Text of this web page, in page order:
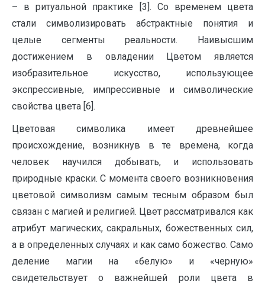
– в ритуальной практике [3]. Со временем цвета
стали символизировать абстрактные понятия и
целые сегменты реальности. Наивысшим
достижением в овладении Цветом является
изобразительное искусство, использующее
экспрессивные, импрессивные и символические
свойства цвета [6].
Цветовая символика имеет древнейшее
происхождение, возникнув в те времена, когда
человек научился добывать, и использовать
природные краски. С момента своего возникновения
цветовой символизм самым тесным образом был
связан с магией и религией. Цвет рассматривался как
атрибут магических, сакральных, божественных сил,
а в определенных случаях и как само божество. Само
деление магии на «белую» и «черную»
свидетельствует о важнейшей роли цвета в